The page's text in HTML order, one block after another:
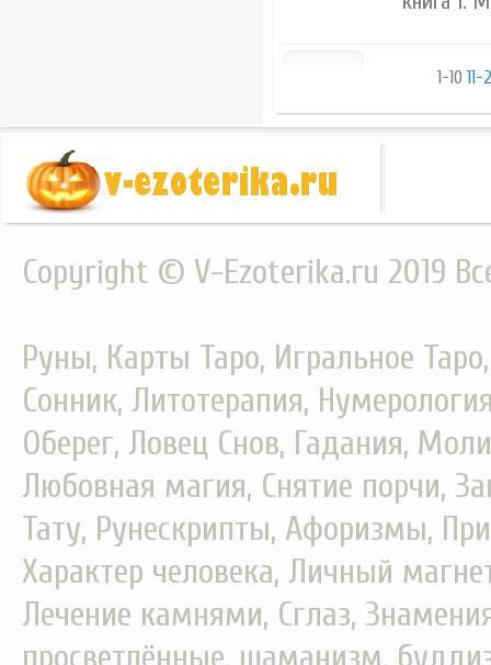
1-10 11-
Copyright © V-Ezoterika.ru 2019
Руны, Карты Таро, Игральное
Сонник, Литотерапия,
Оберег, Ловец Снов, Гадания,
Любовная магия, Снятие порчи,
Тату, Рунескрипты, Афоризмы,
Характер человека, Личный
Лечение камнями, Сглаз,